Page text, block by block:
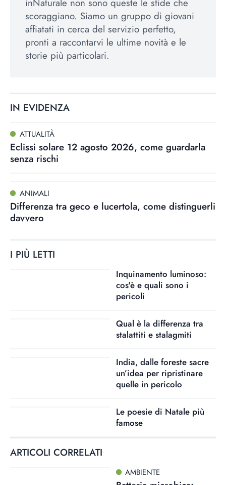
inNaturale non sono queste le sfide che
scoraggiano. Siamo un gruppo di giovani
affiatati in cerca del servizio perfetto,
pronti a raccontarvi le ultime novità e le
storie più particolari.
IN EVIDENZA
ATTUALITÀ
Eclissi solare 12 agosto 2026, come guardarla
senza rischi
ANIMALI
Differenza tra geco e lucertola, come distinguerli
davvero
I PIÙ LETTI
Inquinamento luminoso:
cos'è e quali sono i
pericoli
Qual è la differenza tra
stalattiti e stalagmiti
India, dalle foreste sacre
un’idea per ripristinare
quelle in pericolo
Le poesie di Natale più
famose
ARTICOLI CORRELATI
AMBIENTE